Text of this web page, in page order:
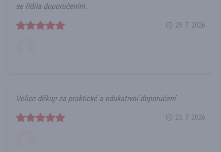
se řídila doporučením.
29. 7. 2026
Velice děkuji za praktické a edukativní doporučení.
23. 7. 2026